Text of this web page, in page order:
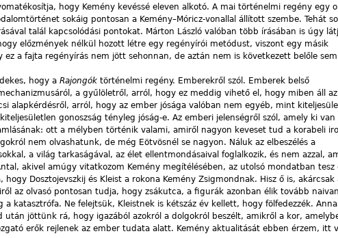
hogy Kemény kevéssé eleven alkotó. A mai történelmi regény egy
sokáig pontosan a Kemény–Móricz-vonallal állított szembe. Tehát
talál kapcsolódási pontokat. Márton László valóban több írásában is úgy
előzmények nélkül hozott létre egy regényírói metódust, viszont egy másik
ez a fajta regényírás nem jött sehonnan, de aztán nem is következett belőle
hogy a Rajongók történelmi regény. Emberekről szól. Emberek belső
a gyűlöletről, arról, hogy ez meddig vihető el, hogy miben áll
alapkérdésről, arról, hogy az ember jósága valóban nem egyéb, mint
gonoszság tényleg jóság-e. Az emberi jelenségről szól, amely ki van
ott a mélyben történik valami, amiről nagyon keveset tud a korabeli
nem olvashatunk, de még Eötvösnél se nagyon. Náluk az elbeszélés a
a világ tarkaságával, az élet ellentmondásaival foglalkozik, és nem azzal,
akivel amúgy vitatkozom Kemény megítélésében, az utolsó mondatban tesz
hogy Dosztojevszkij és Kleist a rokona Kemény Zsigmondnak. Hisz ő is, akárcsak
az olvasó pontosan tudja, hogy zsákutca, a figurák azonban élik tovább
katasztrófa. Ne felejtsük, Kleistnek is kétszáz év kellett, hogy fölfedezzék.
jöttünk rá, hogy igazából azokról a dolgokról beszélt, amikről a kor,
erők rejlenek az ember tudata alatt. Kemény aktualitását ebben érzem, itt